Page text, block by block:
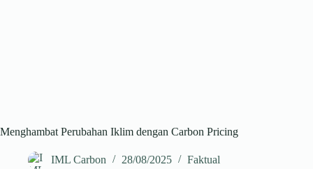
Menghambat Perubahan Iklim dengan Carbon Pricing
IML Carbon 28/08/2025 Faktual